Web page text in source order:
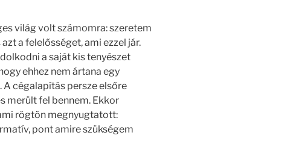
világ volt számomra: szeretem
a felelősséget, ami ezzel jár.
a saját kis tenyészet
ehhez nem ártana egy
cégalapítás persze elsőre
merült fel bennem. Ekkor
rögtön megnyugtatott:
pont amire szükségem